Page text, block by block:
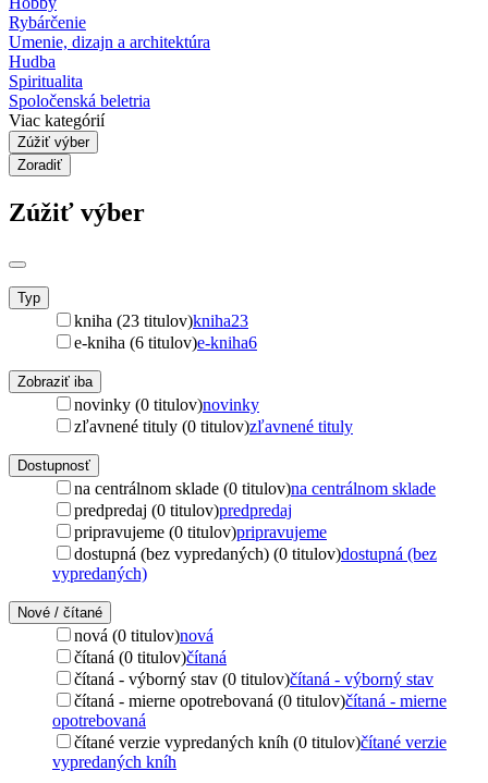
Rybárčenie
Umenie, dizajn a architektúra
Hudba
Spiritualita
Spoločenská beletria
Viac kategórií
Zúžiť výber
Zoradiť
Zúžiť výber
Typ
kniha (23 titulov)kniha23
e-kniha (6 titulov)e-kniha6
Zobraziť iba
novinky (0 titulov)novinky
zľavnené tituly (0 titulov)zľavnené tituly
Dostupnosť
na centrálnom sklade (0 titulov)na centrálnom sklade
predpredaj (0 titulov)predpredaj
pripravujeme (0 titulov)pripravujeme
dostupná (bez vypredaných) (0 titulov)dostupná (bez
vypredaných)
Nové / čítané
nová (0 titulov)nová
čítaná (0 titulov)čítaná
čítaná - výborný stav (0 titulov)čítaná - výborný stav
čítaná - mierne opotrebovaná (0 titulov)čítaná - mierne
opotrebovaná
čítané verzie vypredaných kníh (0 titulov)čítané verzie
vypredaných kníh